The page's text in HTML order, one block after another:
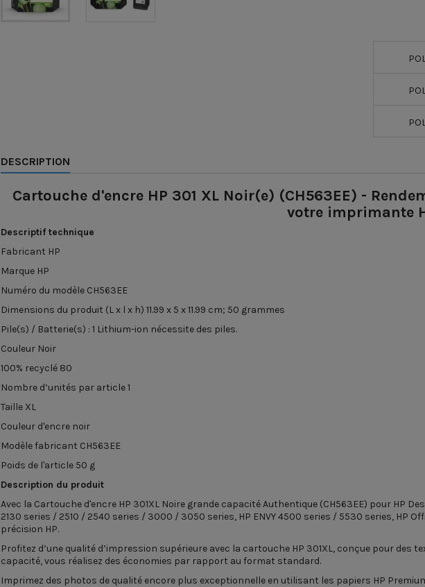
DESCRIPTION
Cartouche d'encre HP 301 XL Noir(e) (CH563EE) -
votre imprimante
Descriptif technique
Fabricant ‎HP
Marque ‎HP
Numéro du modèle ‎CH563EE
Dimensions du produit (L x l x h) ‎11.99 x 5 x 11.99 cm; 50 grammes
Pile(s) / Batterie(s) : ‎1 Lithium-ion nécessite des piles.
Couleur ‎Noir
100% recyclé ‎80
Nombre d’unités par article‎1
Taille ‎XL
Couleur d'encre ‎noir
Modèle fabricant ‎CH563EE
Poids de l'article ‎50 g
Description du produit
Avec la Cartouche d'encre HP 301XL Noire grande capacité Authentique (CH563EE) pour HP
2130 series / 2510 / 2540 series / 3000 / 3050 series, HP ENVY 4500 series / 5530 series, HP
précision HP.
Profitez d’une qualité d’impression supérieure avec la cartouche HP 301XL, conçue pour des
capacité, vous réalisez des économies par rapport au format standard.
Imprimez des photos de qualité encore plus exceptionnelle en utilisant les papiers HP